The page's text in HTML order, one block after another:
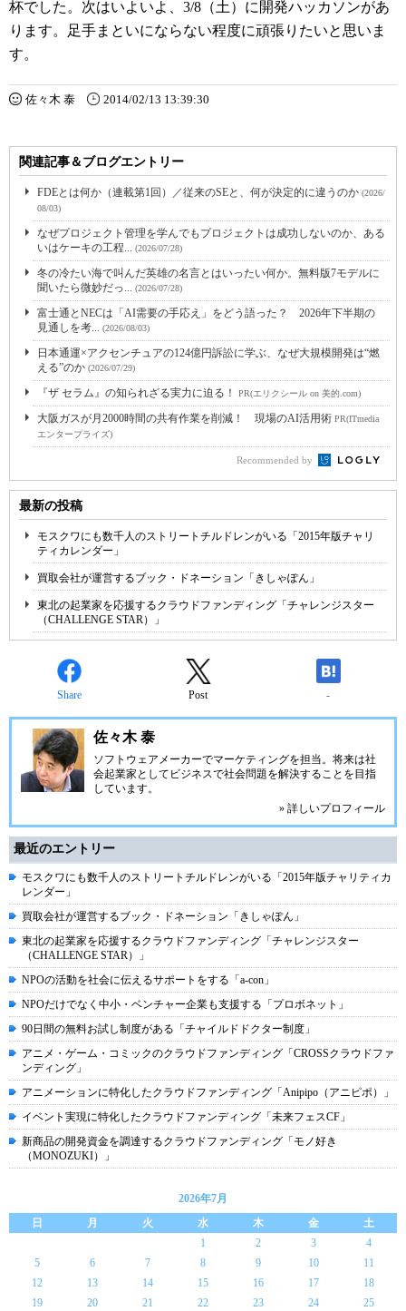
杯でした。次はいよいよ、3/8（土）に開発ハッカソンがあ
ります。足手まといにならない程度に頑張りたいと思いま
す。
佐々木 泰 2014/02/13 13:39:30
関連記事＆ブログエントリー
FDEとは何か（連載第1回）／従来のSEと、何が決定的に違うのか (2026/
08/03)
なぜプロジェクト管理を学んでもプロジェクトは成功しないのか、ある
いはケーキの工程... (2026/07/28)
冬の冷たい海で叫んだ英雄の名言とはいったい何か。無料版7モデルに
聞いたら微妙だっ... (2026/07/28)
富士通とNECは「AI需要の手応え」をどう語った？ 2026年下半期の
見通しを考... (2026/08/03)
日本通運×アクセンチュアの124億円訴訟に学ぶ、なぜ大規模開発は“燃
える”のか (2026/07/29)
『ザ セラム』の知られざる実力に迫る！ PR(エリクシール on 美的.com)
大阪ガスが月2000時間の共有作業を削減！ 現場のAI活用術 PR(ITmedia
エンタープライズ)
Recommended by
最新の投稿
モスクワにも数千人のストリートチルドレンがいる「2015年版チャリ
ティカレンダー」
買取会社が運営するブック・ドネーション「きしゃぽん」
東北の起業家を応援するクラウドファンディング「チャレンジスター
（CHALLENGE STAR）」
Share Post -
佐々木 泰
ソフトウェアメーカーでマーケティングを担当。将来は社
会起業家としてビジネスで社会問題を解決することを目指
しています。
» 詳しいプロフィール
最近のエントリー
モスクワにも数千人のストリートチルドレンがいる「2015年版チャリティカ
レンダー」
買取会社が運営するブック・ドネーション「きしゃぽん」
東北の起業家を応援するクラウドファンディング「チャレンジスター
（CHALLENGE STAR）」
NPOの活動を社会に伝えるサポートをする「a-con」
NPOだけでなく中小・ベンチャー企業も支援する「プロボネット」
90日間の無料お試し制度がある「チャイルドドクター制度」
アニメ・ゲーム・コミックのクラウドファンディング「CROSSクラウドファ
ンディング」
アニメーションに特化したクラウドファンディング「Anipipo（アニピポ）」
イベント実現に特化したクラウドファンディング「未来フェスCF」
新商品の開発資金を調達するクラウドファンディング「モノ好き
（MONOZUKI）」
2026年7月
日
月 火 水 木 金
土
1
2 3
4
5
6 7 8 9 10
11
12
13 14 15 16 17
18
19
20 21 22 23 24
25